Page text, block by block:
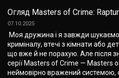
Огляд Masters of Crime:
07.10.2025
Моя дружина і я завжди шукаємо
криміналу, втечі з кімнати або
що вже й не порахую. Але після
серії Masters of Crime — Masters
неймовірно вражений системою,